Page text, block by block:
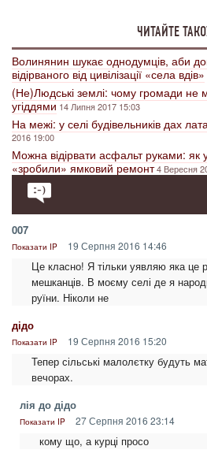
ЧИТАЙТЕ
Волинянин шукає однодумців, аби
відірваного від цивілізації «села вдів»
(Не)Людські землі: чому громади не
угіддями 14 Липня 2017 15:03
На межі: у селі будівельників дах
2016 19:00
Можна відірвати асфальт руками: як
«зробили» ямковий ремонт4 Вересня
007
Показати IP 19 Серпня 2016 14:46
Це класно! Я тільки уявляю яка це
мешканців. В моєму селі де я
руїни. Ніколи не
дідо
Показати IP 19 Серпня 2016 15:20
Тепер сільські малолєтку будуть
вечорах.
лія до дідо
Показати IP 27 Серпня 2016 23:14
кому що, а курці просо